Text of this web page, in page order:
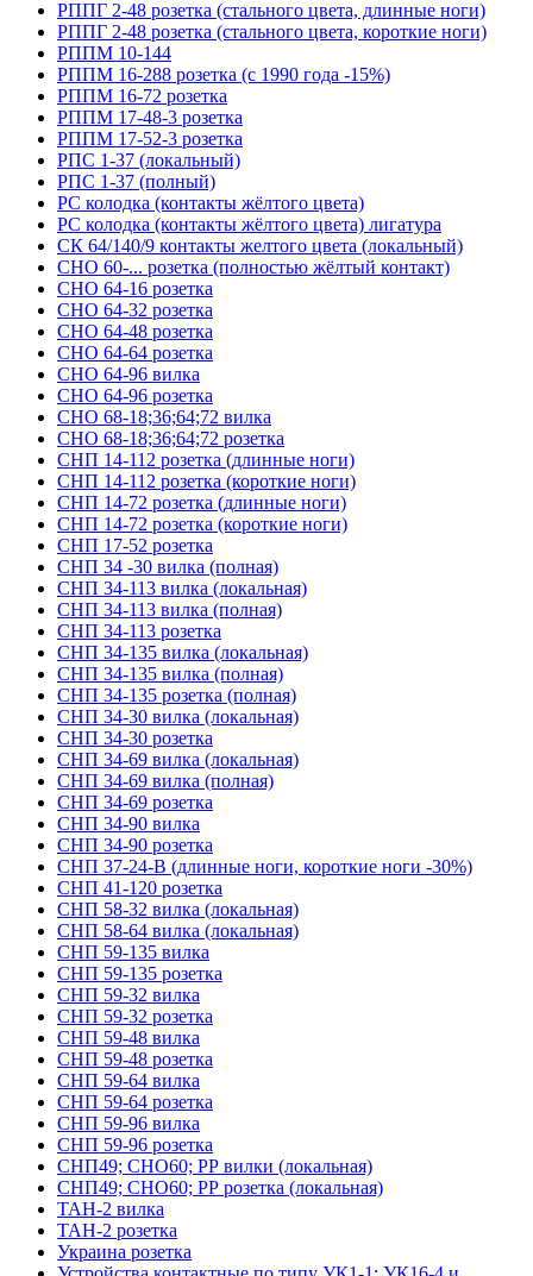
РППГ 2-48 розетка (стального цвета, длинные ноги)
РППГ 2-48 розетка (стального цвета, короткие ноги)
РППМ 10-144
РППМ 16-288 розетка (с 1990 года -15%)
РППМ 16-72 розетка
РППМ 17-48-3 розетка
РППМ 17-52-3 розетка
РПС 1-37 (локальный)
РПС 1-37 (полный)
РС колодка (контакты жёлтого цвета)
РС колодка (контакты жёлтого цвета) лигатура
СК 64/140/9 контакты желтого цвета (локальный)
СНО 60-... розетка (полностью жёлтый контакт)
СНО 64-16 розетка
СНО 64-32 розетка
СНО 64-48 розетка
СНО 64-64 розетка
СНО 64-96 вилка
СНО 64-96 розетка
СНО 68-18;36;64;72 вилка
СНО 68-18;36;64;72 розетка
СНП 14-112 розетка (длинные ноги)
СНП 14-112 розетка (короткие ноги)
СНП 14-72 розетка (длинные ноги)
СНП 14-72 розетка (короткие ноги)
СНП 17-52 розетка
СНП 34 -30 вилка (полная)
СНП 34-113 вилка (локальная)
СНП 34-113 вилка (полная)
СНП 34-113 розетка
СНП 34-135 вилка (локальная)
СНП 34-135 вилка (полная)
СНП 34-135 розетка (полная)
СНП 34-30 вилка (локальная)
СНП 34-30 розетка
СНП 34-69 вилка (локальная)
СНП 34-69 вилка (полная)
СНП 34-69 розетка
СНП 34-90 вилка
СНП 34-90 розетка
СНП 37-24-В (длинные ноги, короткие ноги -30%)
СНП 41-120 розетка
СНП 58-32 вилка (локальная)
СНП 58-64 вилка (локальная)
СНП 59-135 вилка
СНП 59-135 розетка
СНП 59-32 вилка
СНП 59-32 розетка
СНП 59-48 вилка
СНП 59-48 розетка
СНП 59-64 вилка
СНП 59-64 розетка
СНП 59-96 вилка
СНП 59-96 розетка
СНП49; СНО60; РР вилки (локальная)
СНП49; СНО60; РР розетка (локальная)
ТАН-2 вилка
ТАН-2 розетка
Украина розетка